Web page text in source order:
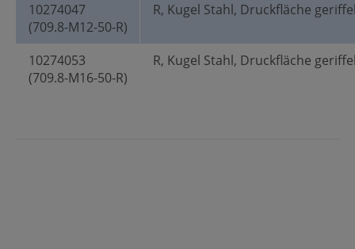
10274047
(709.8-M12-50-R)
R, Kugel Stahl, Druckfläche
10274053
(709.8-M16-50-R)
R, Kugel Stahl, Druckfläche